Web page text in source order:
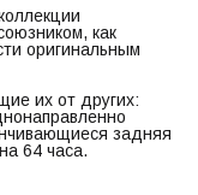
как
оригинальным
их от других:
задняя
64 часа.